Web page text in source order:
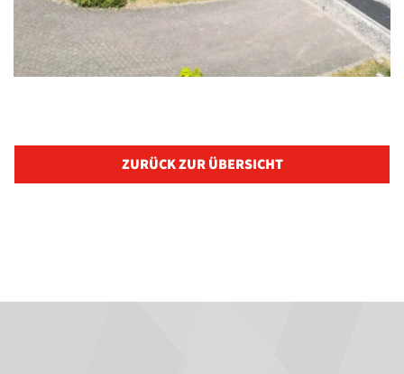
ZURÜCK ZUR ÜBERSICHT